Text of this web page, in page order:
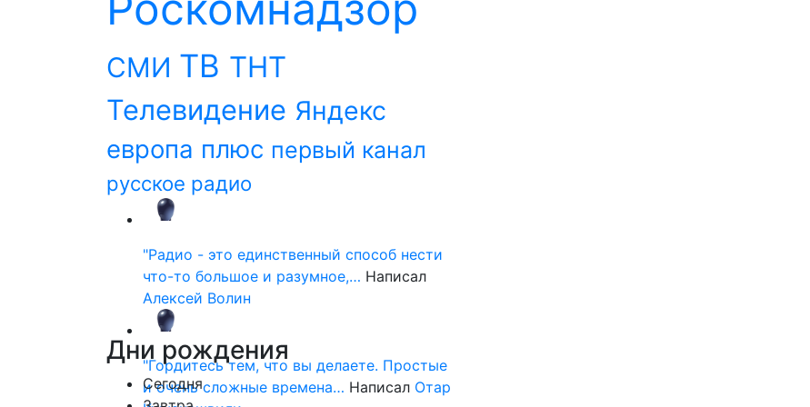
СМИ ТВ ТНТ
Телевидение Яндекс
европа плюс первый канал
русское радио
"Радио - это единственный способ нести
что-то большое и разумное,… Написал
Алексей Волин
"Гордитесь тем, что вы делаете. Простые
и очень сложные времена… Написал Отар
Дни рождения
Сегодня